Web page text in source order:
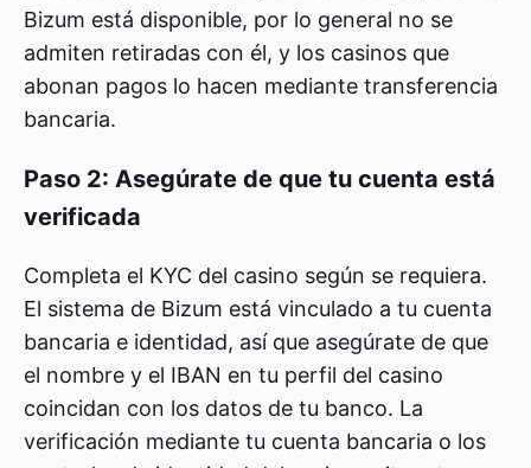
Bizum está disponible, por lo general no se
admiten retiradas con él, y los casinos que
abonan pagos lo hacen mediante transferencia
bancaria.
Paso 2: Asegúrate de que tu cuenta está
verificada
Completa el KYC del casino según se requiera.
El sistema de Bizum está vinculado a tu cuenta
bancaria e identidad, así que asegúrate de que
el nombre y el IBAN en tu perfil del casino
coincidan con los datos de tu banco. La
verificación mediante tu cuenta bancaria o los